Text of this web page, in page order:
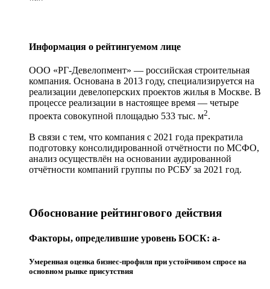
Информация о рейтингуемом лице
ООО «РГ-Девелопмент» — российская строительная
компания. Основана в 2013 году, специализируется на
реализации девелоперских проектов жилья в Москве. В
процессе реализации в настоящее время — четыре
проекта совокупной площадью 533 тыс. м2.
В связи с тем, что компания с 2021 года прекратила
подготовку консолидированной отчётности по МСФО,
анализ осуществлён на основании аудированной
отчётности компаний группы по РСБУ за 2021 год.
Обоснование рейтингового действия
Факторы, определившие уровень БОСК: a-
Умеренная оценка бизнес-профиля при устойчивом спросе на
основном рынке присутствия